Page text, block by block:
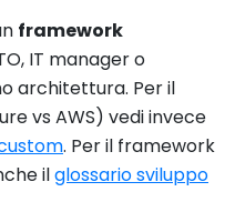
framework
IT manager o
architettura. Per il
vs AWS) vedi invece
. Per il framework
ilglossario sviluppo